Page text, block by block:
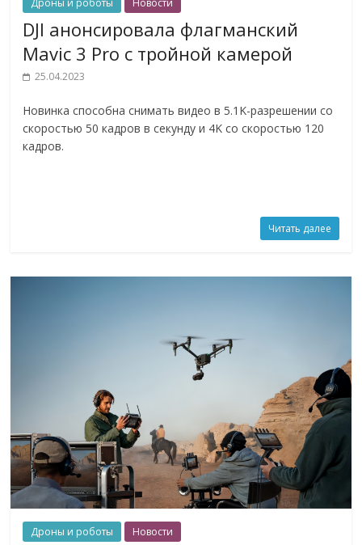
Дроны и роботы Новости
DJI анонсировала флагманский
Mavic 3 Pro с тройной камерой
25.04.2023
Новинка способна снимать видео в 5.1K-разрешении со
скоростью 50 кадров в секунду и 4K со скоростью 120
кадров.
Читать далее
Дроны и роботы Новости